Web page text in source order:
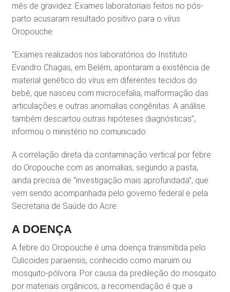
mês de gravidez. Exames laboratoriais feitos no pós-
parto acusaram resultado positivo para o vírus
Oropouche.
“Exames realizados nos laboratórios do Instituto
Evandro Chagas, em Belém, apontaram a existência de
material genético do vírus em diferentes tecidos do
bebê, que nasceu com microcefalia, malformação das
articulações e outras anomalias congênitas. A análise
também descartou outras hipóteses diagnósticas”,
informou o ministério no comunicado.
A correlação direta da contaminação vertical por febre
do Oropouche com as anomalias, segundo a pasta,
ainda precisa de “investigação mais aprofundada”, que
vem sendo acompanhada pelo governo federal e pela
Secretaria de Saúde do Acre.
A DOENÇA
A febre do Oropouche é uma doença transmitida pelo
Culicoides paraensis, conhecido como maruim ou
mosquito-pólvora. Por causa da predileção do mosquito
por materiais orgânicos, a recomendação é que a